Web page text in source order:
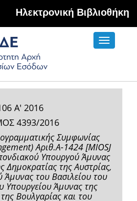
Hλεκτρονική Βιβλιοθήκη
Toggle
Α' 2016
4393/2016
Συμφωνίας
Αριθ.Α-1424 [MIOSJ
Υπουργού Άμυνας
Δημοκρατίας της Αυστρίας,
Άμυνας του Βασιλείου του
Υπουργείου Άμυνας της
Βουλγαρίας και του